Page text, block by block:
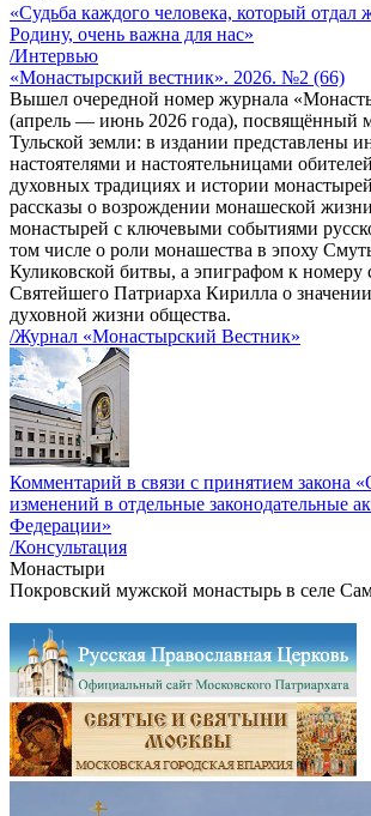
«Судьба каждого человека, который отдал
Родину, очень важна для нас»
/Интервью
«Монастырский вестник». 2026. №2 (66)
Вышел очередной номер журнала
(апрель — июнь 2026 года), посвящённый
Тульской земли: в издании представлены
настоятелями и настоятельницами
духовных традициях и истории
рассказы о возрождении монашеской
монастырей с ключевыми событиями
том числе о роли монашества в эпоху
Куликовской битвы, а эпиграфом к номеру
Святейшего Патриарха Кирилла о
духовной жизни общества.
/Журнал «Монастырский Вестник»
Комментарий в связи с принятием закона
изменений в отдельные законодательные
Федерации»
/Консультация
Монастыри
Покровский мужской монастырь в селе